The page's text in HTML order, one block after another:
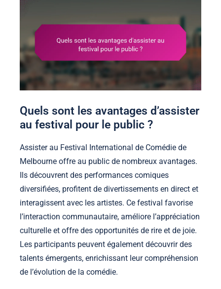
Quels sont les avantages d’assister
au festival pour le public ?
Assister au Festival International de Comédie de
Melbourne offre au public de nombreux avantages.
Ils découvrent des performances comiques
diversifiées, profitent de divertissements en direct et
interagissent avec les artistes. Ce festival favorise
l’interaction communautaire, améliore l’appréciation
culturelle et offre des opportunités de rire et de joie.
Les participants peuvent également découvrir des
talents émergents, enrichissant leur compréhension
de l’évolution de la comédie.